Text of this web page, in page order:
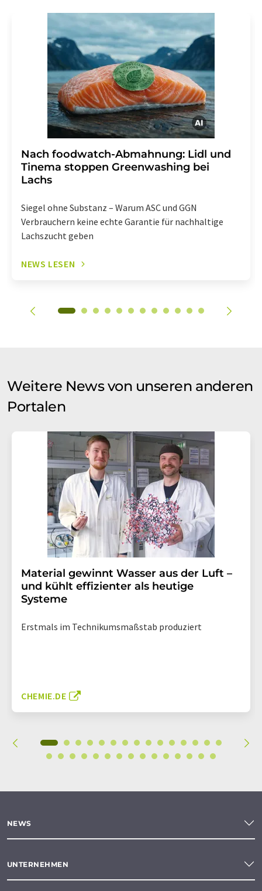
Str. 2, 12489 Berlin oder per E-Mail unter
widerruf@lumitos.commit Wirkung für die Zukunft
widerrufen. Zudem ist in jeder E-Mail ein Link zur
Abbestellung des entsprechenden Newsletters
enthalten.
Nach foodwatch-Abmahnung: Lidl und
Tinema stoppen Greenwashing bei
Lachs
Siegel ohne Substanz – Warum ASC und GGN
Verbrauchern keine echte Garantie für nachhaltige
Lachszucht geben
NEWS LESEN
Weitere News von unseren anderen
Portalen
Material gewinnt Wasser aus der Luft –
und kühlt effizienter als heutige
Systeme
Erstmals im Technikumsmaßstab produziert
CHEMIE.DE
NEWS
UNTERNEHMEN